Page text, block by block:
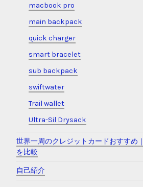
macbook pro
main backpack
quick charger
smart bracelet
sub backpack
swiftwater
Trail wallet
Ultra-Sil Drysack
世界一周のクレジットカードおすすめ
を比較
自己紹介